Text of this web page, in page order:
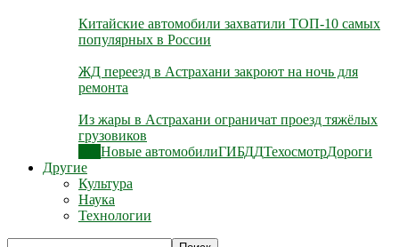
Китайские автомобили захватили ТОП-10 самых
популярных в России
ЖД переезд в Астрахани закроют на ночь для
ремонта
Из жары в Астрахани ограничат проезд тяжёлых
грузовиков
Новые автомобилиГИБДДТехосмотрДороги
Другие
Культура
Наука
Технологии